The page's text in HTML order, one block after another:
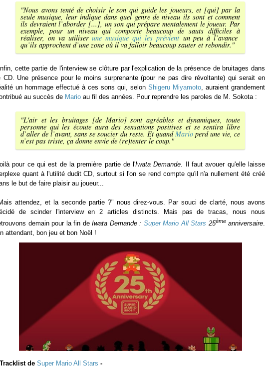
"Nous avons tenté de choisir le son qui guide les joueurs, et [qui] par la
seule musique, leur indique dans quel genre de niveau ils sont et comment
ils devraient l’aborder [...], un son qui prépare mentalement le joueur. Par
exemple, pour un niveau qui comporte beaucoup de sauts difficiles à
réaliser, on va utiliserune musique qui les prévientun peu à l’avance
qu’ils approchent d’une zone où il va falloir beaucoup sauter et rebondir. "
cette partie de l'interview se clôture par l'explication de la présence de bruitages dans
CD. Une présence pour le moins surprenante (pour ne pas dire révoltante) qui serait en
un hommage effectué à ces sons qui, selon Shigeru Miyamoto , auraient grandement
au succès de Mario au fil des années. Pour reprendre les paroles de M. Sokota :
"L'air et les bruitages [de Mario] sont agréables et dynamiques, toute
personne qui les écoute aura des sensations positives et se sentira libre
d’aller de l’avant, sans se soucier du reste. Et quand Mario perd une vie, ce
n’est pas triste, ça donne envie de (re)tenter le coup. "
pour ce qui est de la première partie de l'Iwata Demande . Il faut avouer qu'elle laisse
quant à l'utilité dudit CD, surtout si l'on se rend compte qu'il n'a nullement été créé
le but de faire plaisir au joueur...
attendez, et la seconde partie ?" nous direz-vous. Par souci de clarté, nous avons
de scinder l'interview en 2 articles distincts. Mais pas de tracas, nous nous
demain pour la fin de Iwata Demande : Super Mario All Stars 25èmeanniversaire
attendant, bon jeu et bon Noël !
de Super Mario All Stars -